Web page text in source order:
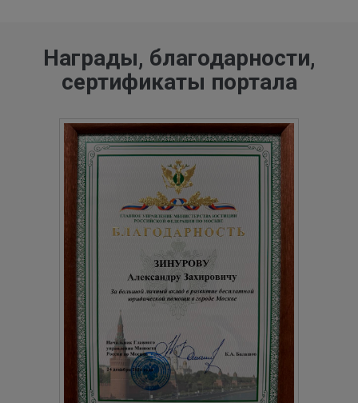
Награды, благодарности,
сертификаты портала